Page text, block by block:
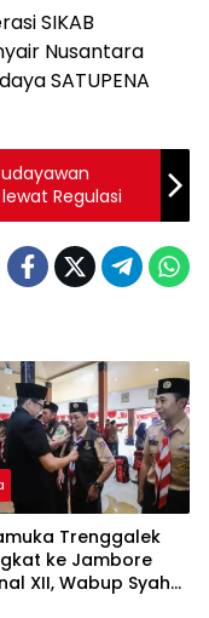
SIKAB
Nusantara
SATUPENA
Regulasi
Trenggalek
ke Jambore
XII, Wabup Syah